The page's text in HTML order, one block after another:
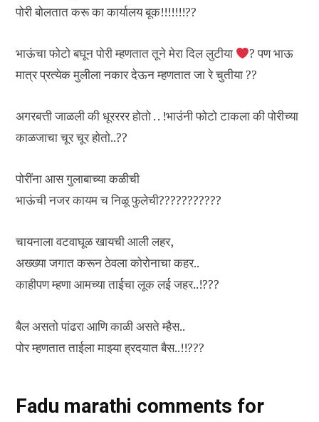
पोरी बोलतात करू का कार्यालय बूक!!!!!!!??
भाऊंचा फोटो बघून पोरी म्हणतात तूने मेरा दिल लुटीया
? पण भाऊ
मात्र प्रत्येक मुलीला नकार देऊन म्हणतात जा रे चुतीया ??
अगरबत्ती जाळली की धूरररर होतो . . !भाउंनी फोटो टाकला की पोरीच्या
काळजाचा चूर चूर होतो..??
पोरींना आस गुलाबाच्या कळीची
भाऊंची नजर कायम च निळू फुलेची???????????
चायनाला वटवाघूळ खायची आली लहर,
अख्ख्या जगात करून ठेवला कोरोनाचा कहर..
काहीपण म्हणा आमच्या ताईचा लूक लई जहर..!???
बैल असतो पांढरा आणि काळी असते म्हैस..
पोर म्हणतात ताईला माझ्या ह्रदयात बैस..!!???
Fadu marathi comments for